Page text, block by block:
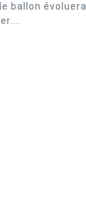
ballon évoluera